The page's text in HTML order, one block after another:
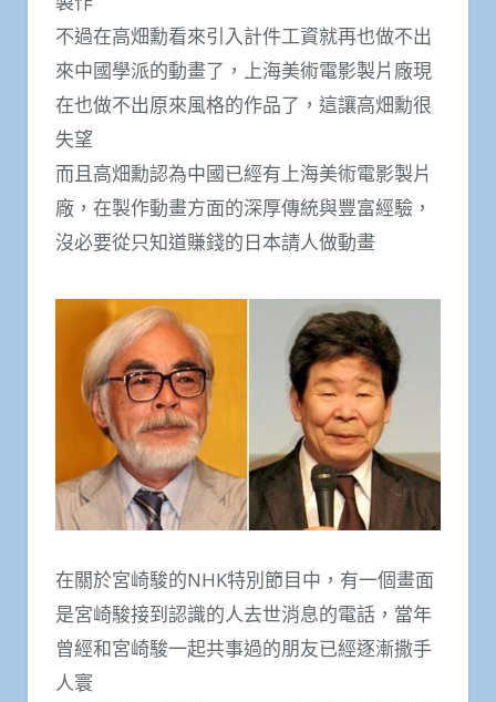
不過在高畑勳看來引入計件工資就再也做不出
來中國學派的動畫了，上海美術電影製片廠現
在也做不出原來風格的作品了，這讓高畑勳很
失望
而且高畑勳認為中國已經有上海美術電影製片
廠，在製作動畫方面的深厚傳統與豐富經驗，
沒必要從只知道賺錢的日本請人做動畫
在關於宮崎駿的NHK特別節目中，有一個畫面
是宮崎駿接到認識的人去世消息的電話，當年
曾經和宮崎駿一起共事過的朋友已經逐漸撒手
人寰